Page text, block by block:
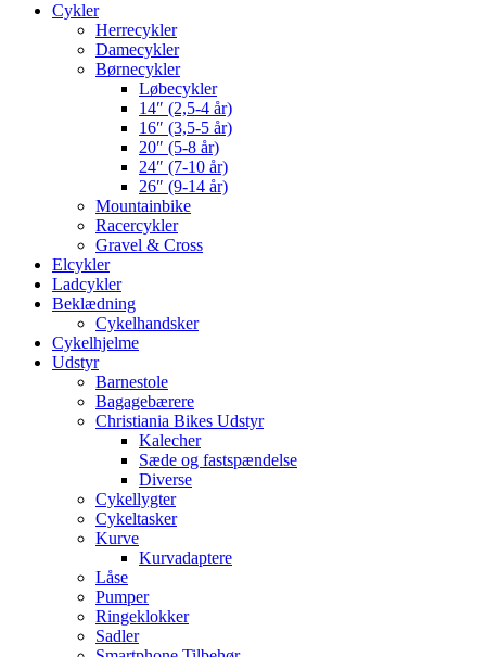
Cykler
Herrecykler
Damecykler
Børnecykler
Løbecykler
14″ (2,5-4 år)
16″ (3,5-5 år)
20″ (5-8 år)
24″ (7-10 år)
26″ (9-14 år)
Mountainbike
Racercykler
Gravel & Cross
Elcykler
Ladcykler
Beklædning
Cykelhandsker
Cykelhjelme
Udstyr
Barnestole
Bagagebærere
Christiania Bikes Udstyr
Kalecher
Sæde og fastspændelse
Diverse
Cykellygter
Cykeltasker
Kurve
Kurvadaptere
Låse
Pumper
Ringeklokker
Sadler